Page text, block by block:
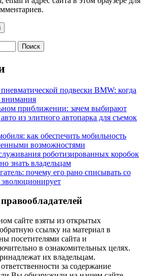
подвески BMW: когда
внимания
приближении: зачем выбирают
из элитного автопарка для съемок
как обеспечить мобильность
возможностями
роботизированных коробок
знать владельцам
почему его рано списывать со
эволюционирует
сайте взяты из открытых
ссылку на материал в
посетителями сайта и
в ознакомительных целях.
их владельцам.
за содержание